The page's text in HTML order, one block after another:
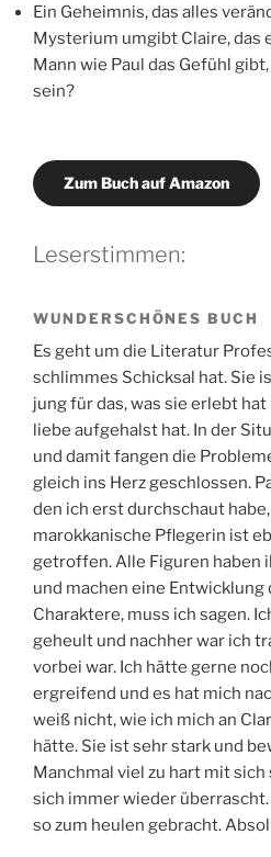
Ein Geheimnis, das alles
Mysterium umgibt Claire, das
Mann wie Paul das Gefühl
sein?
Zum Buch auf Amazon
Leserstimmen:
WUNDERSCHÖNES BUCH
Es geht um die Literatur
schlimmes Schicksal hat. Sie
jung für das, was sie erlebt hat
liebe aufgehalst hat. In der
und damit fangen die
gleich ins Herz geschlossen.
den ich erst durchschaut
marokkanische Pflegerin ist
getroffen. Alle Figuren haben
und machen eine Entwicklung
Charaktere, muss ich sagen.
geheult und nachher war ich
vorbei war. Ich hätte gerne
ergreifend und es hat mich
weiß nicht, wie ich mich an
hätte. Sie ist sehr stark und
Manchmal viel zu hart mit
sich immer wieder überrascht.
so zum heulen gebracht.